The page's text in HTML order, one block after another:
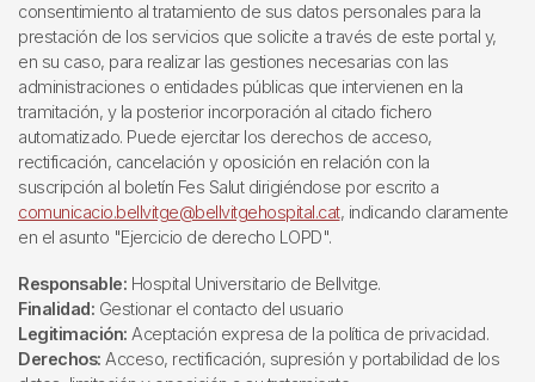
consentimiento al tratamiento de sus datos personales para la
prestación de los servicios que solicite a través de este portal y,
en su caso, para realizar las gestiones necesarias con las
administraciones o entidades públicas que intervienen en la
tramitación, y la posterior incorporación al citado fichero
automatizado. Puede ejercitar los derechos de acceso,
rectificación, cancelación y oposición en relación con la
suscripción al boletín Fes Salut dirigiéndose por escrito a
comunicacio.bellvitge@bellvitgehospital.cat, indicando claramente
en el asunto "Ejercicio de derecho LOPD".
Responsable: Hospital Universitario de Bellvitge.
Finalidad: Gestionar el contacto del usuario
Legitimación: Aceptación expresa de la política de privacidad.
Derechos: Acceso, rectificación, supresión y portabilidad de los